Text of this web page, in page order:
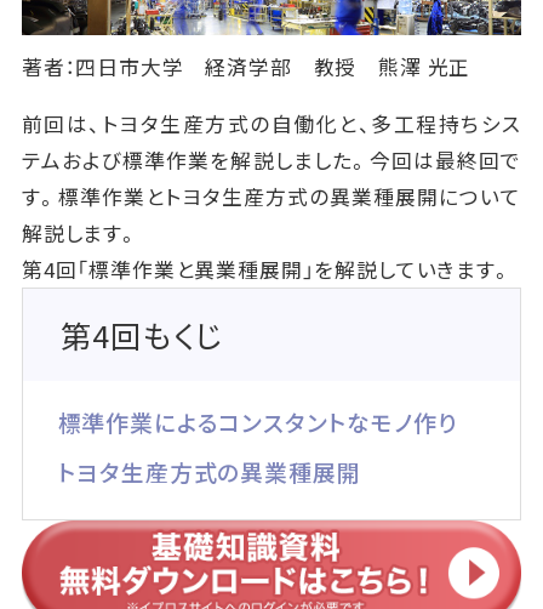
著者：四日市大学 経済学部 教授 熊澤 光正
前回は、トヨタ生産方式の自働化と、多工程持ちシス
テムおよび標準作業を解説しました。今回は最終回で
す。標準作業とトヨタ生産方式の異業種展開について
解説します。
第4回「標準作業と異業種展開」を解説していきます。
第4回もくじ
標準作業によるコンスタントなモノ作り
トヨタ生産方式の異業種展開